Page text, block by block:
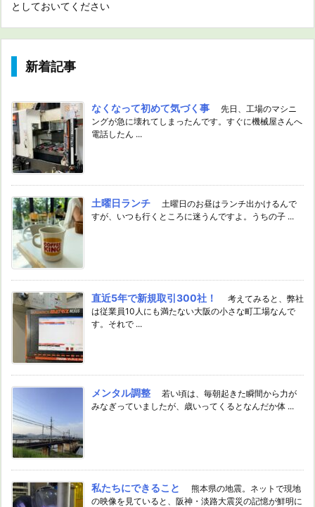
としておいてください
新着記事
なくなって初めて気づく事
先日、工場のマシニ
ングが急に壊れてしまったんです。すぐに機械屋さんへ
電話したん ...
土曜日ランチ
土曜日のお昼はランチ出かけるんで
すが、いつも行くところに迷うんですよ。うちの子 ...
直近5年で新規取引300社！
考えてみると、弊社
は従業員10人にも満たない大阪の小さな町工場なんで
す。それで ...
メンタル調整
若い頃は、毎朝起きた瞬間から力が
みなぎっていましたが、歳いってくるとなんだか体 ...
私たちにできること
熊本県の地震。ネットで現地
の映像を見ていると、阪神・淡路大震災の記憶が鮮明に